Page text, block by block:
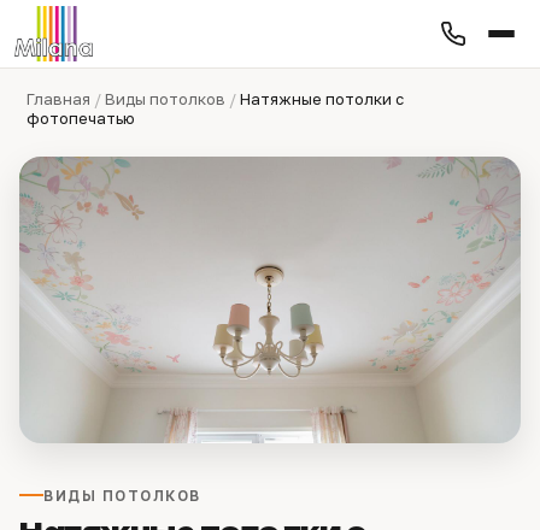
Главная /Виды потолков /Натяжные потолки с
фотопечатью
ВИДЫ ПОТОЛКОВ